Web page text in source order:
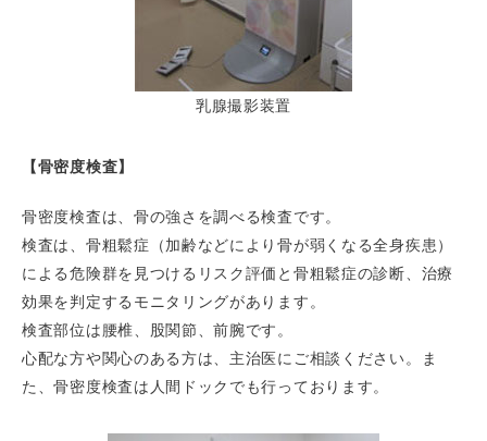
乳腺撮影装置
【骨密度検査】
骨密度検査は、骨の強さを調べる検査です。
検査は、骨粗鬆症（加齢などにより骨が弱くなる全身疾患）
による危険群を見つけるリスク評価と骨粗鬆症の診断、治療
効果を判定するモニタリングがあります。
検査部位は腰椎、股関節、前腕です。
心配な方や関心のある方は、主治医にご相談ください。ま
た、骨密度検査は人間ドックでも行っております。